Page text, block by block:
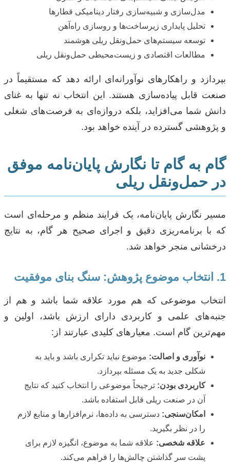
مدل‌سازی و شبیه‌سازی رفتار دینامیکی قطارها
تحلیل پایداری زیرساخت‌ها و روسازی راه‌آهن
توسعه سیستم‌های حمل‌ونقل ریلی هوشمند
مطالعات اقتصادی و زیست‌محیطی حمل‌ونقل ریلی
بپردازد و راهکارهای نوآورانه‌ای ارائه دهد که مستقیماً در
صنعت قابل پیاده‌سازی هستند. این انتخاب نه تنها به غنای
دانش شما می‌افزاید، بلکه دروازه‌ای به فرصت‌های شغلی
و پژوهشی گسترده در آینده خواهد بود.
گام به گام تا نگارش پایان‌نامه موفق
در حمل‌ونقل ریلی
مسیر نگارش پایان‌نامه، یک فرایند منظم و مرحله‌ای است
که با برنامه‌ریزی دقیق و اجرای صحیح هر گام، به نتایج
درخشانی منجر خواهد شد.
1. انتخاب موضوع پژوهش: سنگ بنای موفقیت
انتخاب موضوعی که هم مورد علاقه شما باشد و هم از
جنبه‌های علمی و کاربردی دارای ارزش باشد، اولین و
مهم‌ترین گام است. معیارهای کلیدی عبارتند از:
نوآوری و اصالت: موضوع نباید تکراری باشد و باید به
شکلی جدید به یک مسئله بپردازد.
کاربردی بودن: ترجیحاً موضوعی را انتخاب کنید که نتایج
آن در صنعت ریلی قابل استفاده باشد.
امکان‌سنجی: دسترسی به داده‌ها، نرم‌افزارها و منابع لازم
را در نظر بگیرید.
علاقه شخصی: علاقه شما به موضوع، انگیزه لازم برای
پشت سر گذاشتن چالش‌ها را فراهم می‌کند.